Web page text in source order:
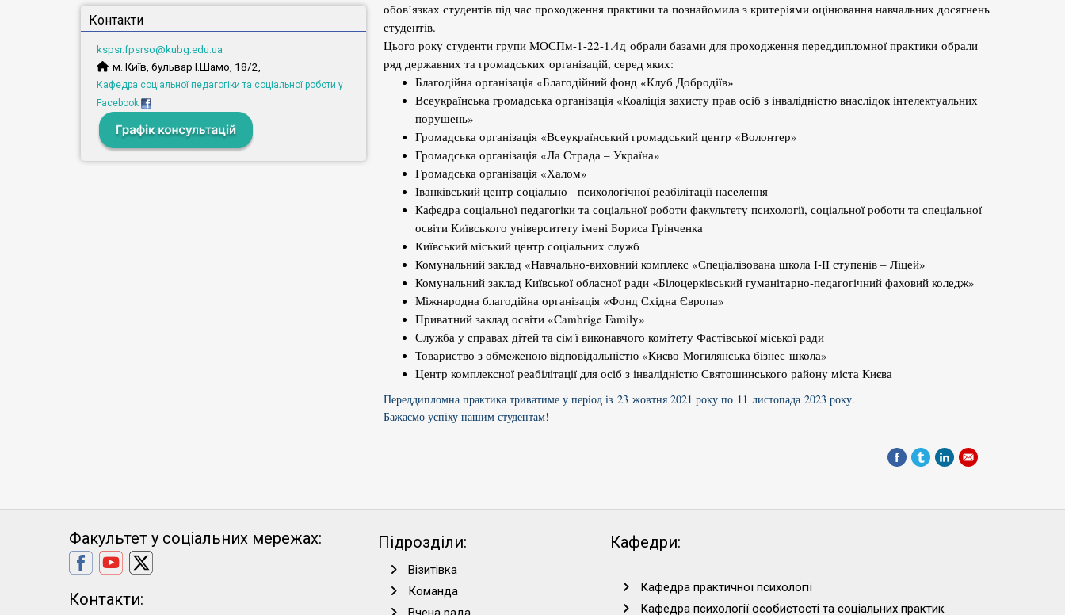
Контакти
kspsr.fpsrso@kubg.edu.ua
м. Київ, бульвар І.Шамо, 18/2,
Кафедра соціальної педагогіки та соціальної роботи у
Facebook
обов’язках студентів під час проходження практики та познайомила з критеріями оцінювання навчальних досягнень
студентів.
Цього року студенти групи МОСПм-1-22-1.4д обрали базами для проходження переддипломної практики обрали
ряд державних та громадських організацій, серед яких:
Благодійна організація «Благодійний фонд «Клуб Добродіїв»
Всеукраїнська громадська організація «Коаліція захисту прав осіб з інвалідністю внаслідок інтелектуальних
порушень»
Громадська організація «Всеукраїнський громадський центр «Волонтер»
Громадська організація «Ла Страда – Україна»
Громадська організація «Халом»
Іванківський центр соціально - психологічної реабілітації населення
Кафедра соціальної педагогіки та соціальної роботи факультету психології, соціальної роботи та спеціальної
освіти Київського університету імені Бориса Грінченка
Київський міський центр соціальних служб
Комунальний заклад «Навчально-виховний комплекс «Спеціалізована школа І-ІІ ступенів – Ліцей»
Комунальний заклад Київської обласної ради «Білоцерківський гуманітарно-педагогічний фаховий коледж»
Міжнародна благодійна організація «Фонд Східна Європа»
Приватний заклад освіти «Cambrige Family»
Служба у справах дітей та сім'ї виконавчого комітету Фастівської міської ради
Товариство з обмеженою відповідальністю «Києво-Могилянська бізнес-школа»
Центр комплексної реабілітації для осіб з інвалідністю Святошинського району міста Києва
Переддипломна практика триватиме у період із 23 жовтня 2021 року по 11 листопада 2023 року.
Бажаємо успіху нашим студентам!
Факультет у соціальних мережах:
Контакти:
Підрозділи:
Візитівка
Команда
Кафедри:
Кафедра практичної психології
Кафедра психології особистості та соціальних практик